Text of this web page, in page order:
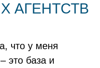
АГЕНТСТВ
что у меня
это база и